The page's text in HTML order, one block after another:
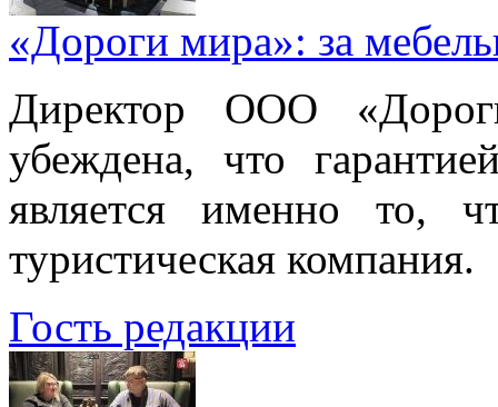
«Дороги мира»: за
Директор ООО
убеждена, что
является именно то,
туристическая компания.
Гость редакции